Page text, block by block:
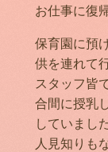
お仕事に復
保育園に預
供を連れて行
スタッフ皆
合間に授乳
していまし
人見知りも